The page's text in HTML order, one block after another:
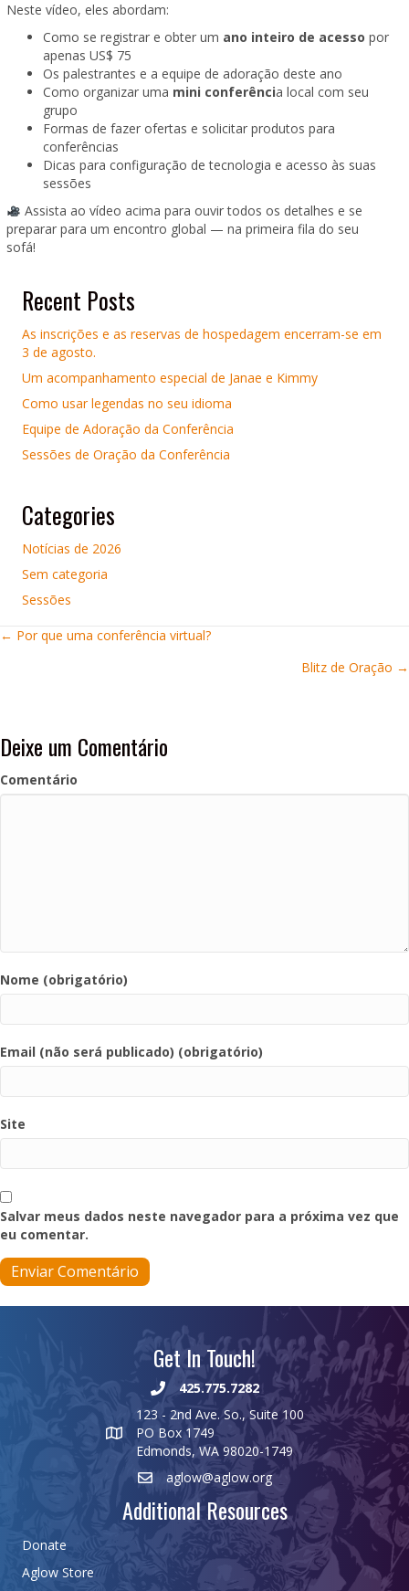
Neste vídeo, eles abordam:
Como se registrar e obter um ano inteiro de acesso por
apenas US$ 75
Os palestrantes e a equipe de adoração deste ano
Como organizar uma mini conferência local com seu
grupo
Formas de fazer ofertas e solicitar produtos para
conferências
Dicas para configuração de tecnologia e acesso às suas
sessões
Assista ao vídeo acima para ouvir todos os detalhes e se
preparar para um encontro global — na primeira fila do seu
sofá!
Recent Posts
As inscrições e as reservas de hospedagem encerram-se em
3 de agosto.
Um acompanhamento especial de Janae e Kimmy
Como usar legendas no seu idioma
Equipe de Adoração da Conferência
Sessões de Oração da Conferência
Categories
Notícias de 2026
Sem categoria
Sessões
Posts
← Por que uma conferência virtual?
Blitz de Oração →
Deixe um Comentário
Comentário
Nome (obrigatório)
Email (não será publicado) (obrigatório)
Site
Salvar meus dados neste navegador para a próxima vez que
eu comentar.
Get In Touch!
425.775.7282
123 - 2nd Ave. So., Suite 100
PO Box 1749
Edmonds, WA 98020-1749
aglow@aglow.org
Additional Resources
Donate
Aglow Store